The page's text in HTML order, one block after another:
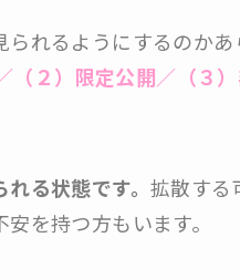
れるようにするのかあ
２）限定公開／（３
れる状態です。拡散する
を持つ方もいます。